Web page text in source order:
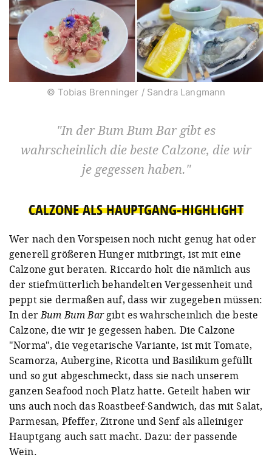
© Tobias Brenninger / Sandra Langmann
In der Bum Bum Bar gibt es
wahrscheinlich die beste Calzone, die wir
je gegessen haben.
CALZONE ALS HAUPTGANG-HIGHLIGHT
Wer nach den Vorspeisen noch nicht genug hat oder
generell größeren Hunger mitbringt, ist mit eine
Calzone gut beraten. Riccardo holt die nämlich aus
der stiefmütterlich behandelten Vergessenheit und
peppt sie dermaßen auf, dass wir zugegeben müssen:
In derBum Bum Bargibt es wahrscheinlich die beste
Calzone, die wir je gegessen haben. Die Calzone
"Norma", die vegetarische Variante, ist mit Tomate,
Scamorza, Aubergine, Ricotta und Basilikum gefüllt
und so gut abgeschmeckt, dass sie nach unserem
ganzen Seafood noch Platz hatte. Geteilt haben wir
uns auch noch das Roastbeef-Sandwich, das mit Salat,
Parmesan, Pfeffer, Zitrone und Senf als alleiniger
Hauptgang auch satt macht. Dazu: der passende
Wein.